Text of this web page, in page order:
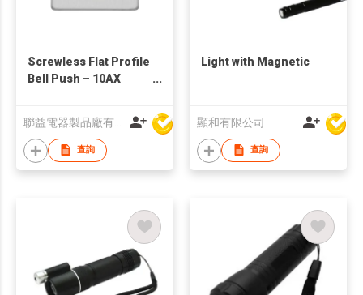
Screwless Flat Profile
Bell Push – 10AX
查詢
Light with Magnetic
顯和有限公司
查詢